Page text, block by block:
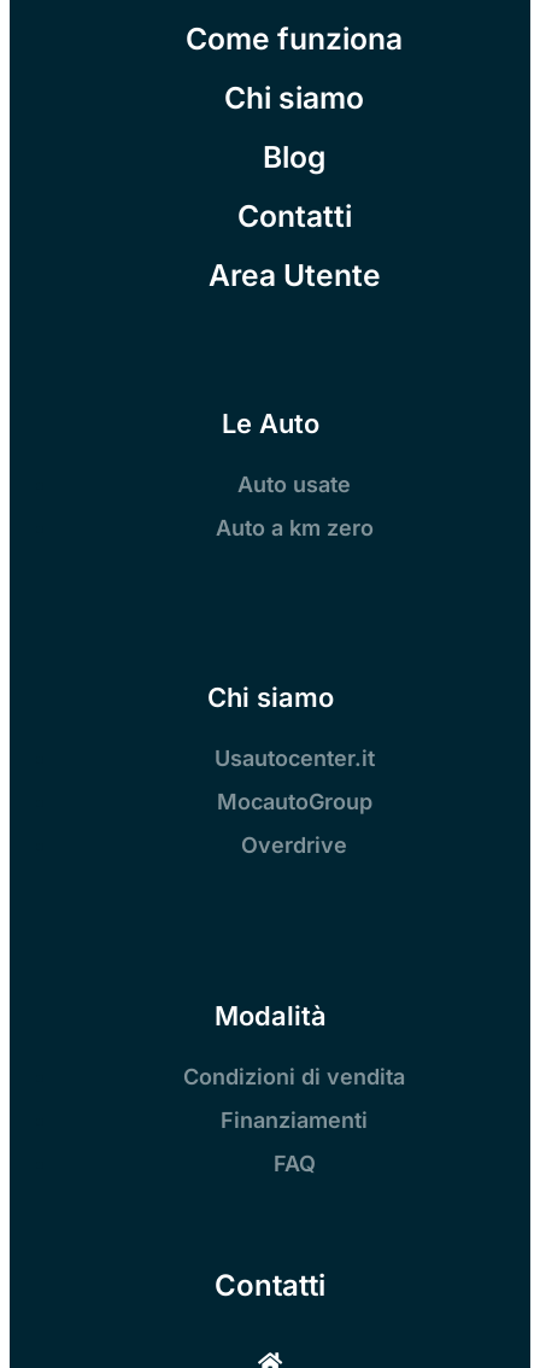
Come funziona
Chi siamo
Blog
Contatti
Area Utente
Le Auto
Auto usate
Auto a km zero
Chi siamo
Usautocenter.it
MocautoGroup
Overdrive
Modalità
Condizioni di vendita
Finanziamenti
FAQ
Contatti